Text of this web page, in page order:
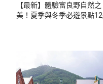
【最新】體驗富良野自然之
美！夏季與冬季必遊景點